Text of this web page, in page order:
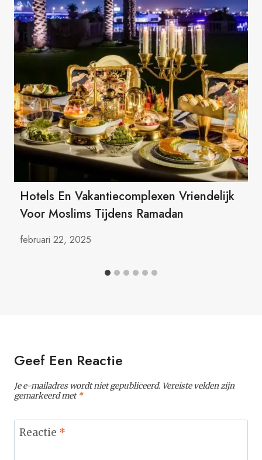
Hotels En Vakantiecomplexen Vriendelijk
Voor Moslims Tijdens Ramadan
februari 22, 2025
Geef Een Reactie
Je e-mailadres wordt niet gepubliceerd. Vereiste velden zijn
gemarkeerd met*
Reactie *